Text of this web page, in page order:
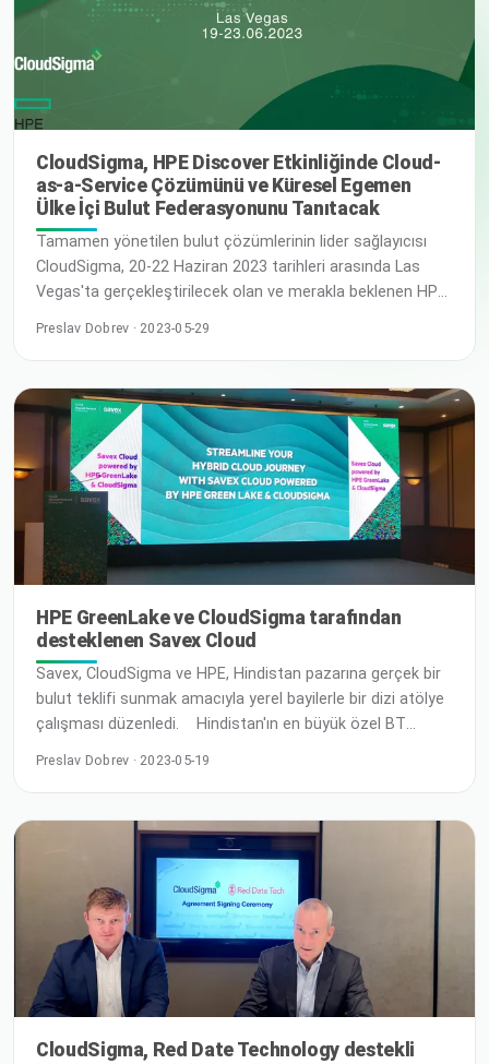
CloudSigma, HPE Discover Etkinliğinde Cloud-
as-a-Service Çözümünü ve Küresel Egemen
Ülke İçi Bulut Federasyonunu Tanıtacak
Tamamen yönetilen bulut çözümlerinin lider sağlayıcısı
CloudSigma, 20-22 Haziran 2023 tarihleri arasında Las
Vegas'ta gerçekleştirilecek olan ve merakla beklenen HPE
Discover etkinliğine katılımını duyurmaktan heyecan
cloud-as-a-service çözümünü sunacak. HPE Discover, yıllık
bir teknoloji etkinliğidir ve b
Preslav Dobrev · 2023-05-29
HPE GreenLake ve CloudSigma tarafından
desteklenen Savex Cloud
Savex, CloudSigma ve HPE, Hindistan pazarına gerçek bir
bulut teklifi sunmak amacıyla yerel bayilerle bir dizi atölye
çalışması düzenledi. Hindistan'ın en büyük özel BT
dağıtım şirketi olan Savex Technologies Pvt Ltd, basit,
sunmak üzere HPE / Cloudsigma'nın federe, egemen, ülke
içi bulutlardan oluşan küresel ağına katıldı.
Preslav Dobrev · 2023-05-19
CloudSigma, Red Date Technology destekli